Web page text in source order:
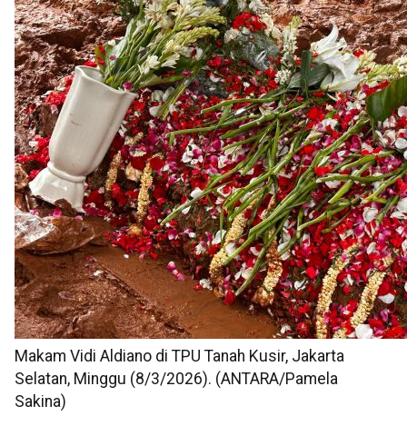
Makam Vidi Aldiano di TPU Tanah Kusir, Jakarta
Selatan, Minggu (8/3/2026). (ANTARA/Pamela
Sakina)